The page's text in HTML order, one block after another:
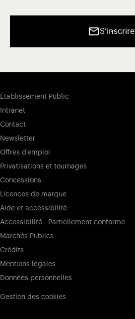
S’inscrire
Établissement Public
Intranet
Contact
Newsletter
Offres d'emploi
Privatisations et tournages
Concessions
Licences de marque
Aide et accessibilité
Accessibilité : Partiellement conforme
Marchés Publics
Crédits
Mentions légales
Données personnelles
Gestion des cookies